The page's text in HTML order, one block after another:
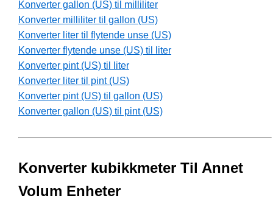
Konverter gallon (US) til milliliter
Konverter milliliter til gallon (US)
Konverter liter til flytende unse (US)
Konverter flytende unse (US) til liter
Konverter pint (US) til liter
Konverter liter til pint (US)
Konverter pint (US) til gallon (US)
Konverter gallon (US) til pint (US)
Konverter kubikkmeter Til Annet
Volum Enheter